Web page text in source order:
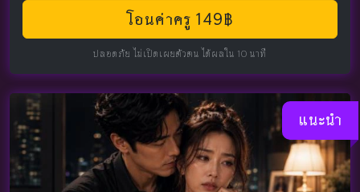
โอนค่าครู 149฿
ปลอดภัย ไม่เปิดเผยตัวตน ได้ผลใน 10 นาที
แนะนำ